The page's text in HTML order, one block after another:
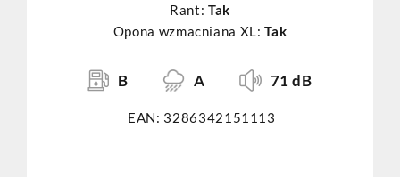
Rant: Tak
Opona wzmacniana XL:Tak
B A 71 dB
EAN: 3286342151113